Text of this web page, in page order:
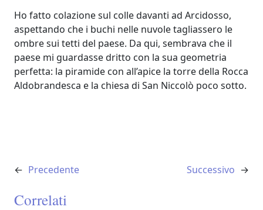
Ho fatto colazione sul colle davanti ad Arcidosso,
aspettando che i buchi nelle nuvole tagliassero le
ombre sui tetti del paese. Da qui, sembrava che il
paese mi guardasse dritto con la sua geometria
perfetta: la piramide con all’apice la torre della Rocca
Aldobrandesca e la chiesa di San Niccolò poco sotto.
← Precedente Successivo →
Correlati